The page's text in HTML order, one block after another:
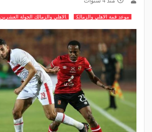
موعد قمة الاهلي والزمالك الاهلي والزمالك الجولة العشرين